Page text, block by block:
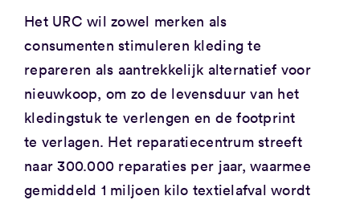
Het URC wil zowel merken als
consumenten stimuleren kleding te
repareren als aantrekkelijk alternatief voor
nieuwkoop, om zo de levensduur van het
kledingstuk te verlengen en de footprint
te verlagen. Het reparatiecentrum streeft
naar 300.000 reparaties per jaar, waarmee
gemiddeld 1 miljoen kilo textielafval wordt